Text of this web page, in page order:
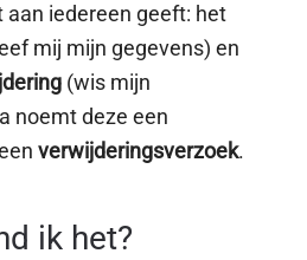
aan iedereen geeft: het
mij mijn gegevens) en
(wis mijn
noemt deze een
verwijderingsverzoek.
ik het?